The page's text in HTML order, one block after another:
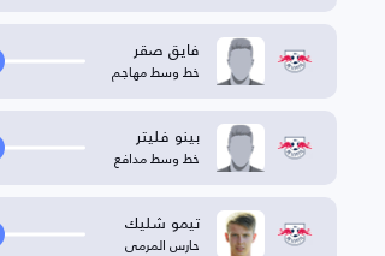
فايق صقر
خط وسط مهاجم
بينو فليتر
خط وسط مدافع
تيمو شليك
حارس المرمى